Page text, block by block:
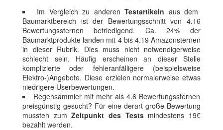
Im Vergleich zu anderenTestartikeln aus dem
Baumarktbereich ist der Bewertungsschnitt von 4.16
Bewertungssternen befriedigend. Ca. 24% der
Baumarktprodukte landen mit 4 bis 4.19 Amazonsternen
in dieser Rubrik. Dies muss nicht notwendigerweise
schlecht sein. Häufig erscheinen an dieser Stelle
komplizierte oder fehleranfälligere (beispielsweise
Elektro-)Angebote. Diese erzielen normalerweise etwas
niedrigere Userbewertungen.
Regensammler mit mehr als 4.6 Bewertungssternen
preisgünstig gesucht? Für eine derart große Bewertung
mussten zumZeitpunkt des Testsmindestens 19€
bezahlt werden.